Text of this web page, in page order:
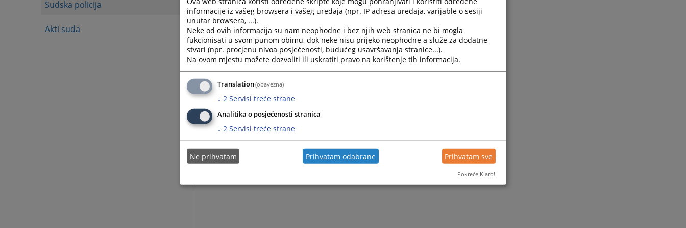
Sudska policija
Akti suda
informacije iz vašeg browsera i vašeg uređaja (npr. IP adresa uređaja, varijable o sesiji
unutar browsera, ...).
Neke od ovih informacija su nam neophodne i bez njih web stranica ne bi mogla
fukcionisati u svom punom obimu, dok neke nisu prijeko neophodne a služe za dodatne
stvari (npr. procjenu nivoa posjećenosti, budućeg usavršavanja stranice...).
Na ovom mjestu možete dozvoliti ili uskratiti pravo na korištenje tih informacija.
Translation(obavezna)
↓ 2 Servisi treće strane
Analitika o posjećenosti stranica
↓ 2 Servisi treće strane
Ne prihvatam Prihvatam odabrane Prihvatam sve
Pokreće Klaro!